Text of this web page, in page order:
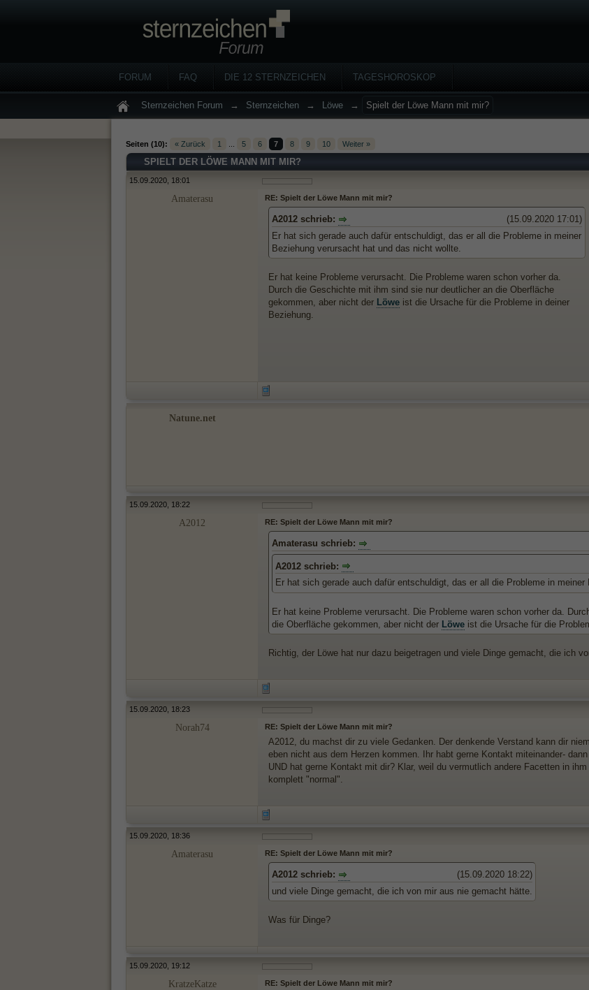
FORUM FAQ DIE 12 STERNZEICHEN TAGESHOROSKOP
Sternzeichen Forum → Sternzeichen → Löwe → Spielt der Löwe Mann mit mir?
Seiten (10): « Zurück 1 5 6 7 8 9 10 Weiter »
SPIELT DER LÖWE MANN MIT MIR?
15.09.2020, 18:01
Amaterasu RE: Spielt der Löwe Mann mit mir?
(15.09.2020 17:01)
A2012 schrieb:
Er hat sich gerade auch dafür entschuldigt, das er all die Probleme in meiner
Beziehung verursacht hat und das nicht wollte.
Er hat keine Probleme verursacht. Die Probleme waren schon vorher da.
Durch die Geschichte mit ihm sind sie nur deutlicher an die Oberfläche
gekommen, aber nicht der Löwe ist die Ursache für die Probleme in deiner
Beziehung.
Natune.net
15.09.2020, 18:22
A2012 RE: Spielt der Löwe Mann mit mir?
Amaterasu schrieb:
A2012 schrieb:
Er hat sich gerade auch dafür entschuldigt, das er all die Probleme in
Er hat keine Probleme verursacht. Die Probleme waren schon vorher da.
die Oberfläche gekommen, aber nicht der Löwe ist die Ursache für die
Richtig, der Löwe hat nur dazu beigetragen und viele Dinge gemacht, die ich
15.09.2020, 18:23
Norah74 RE: Spielt der Löwe Mann mit mir?
A2012, du machst dir zu viele Gedanken. Der denkende Verstand kann dir
eben nicht aus dem Herzen kommen. Ihr habt gerne Kontakt miteinander-
UND hat gerne Kontakt mit dir? Klar, weil du vermutlich andere Facetten in
komplett "normal".
15.09.2020, 18:36
Amaterasu RE: Spielt der Löwe Mann mit mir?
(15.09.2020 18:22)
A2012 schrieb:
und viele Dinge gemacht, die ich von mir aus nie gemacht hätte.
Was für Dinge?
15.09.2020, 19:12
KratzeKatze RE: Spielt der Löwe Mann mit mir?